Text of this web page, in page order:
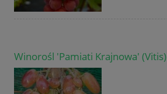
Winorośl 'Pamiati Krajnowa' (Vitis)